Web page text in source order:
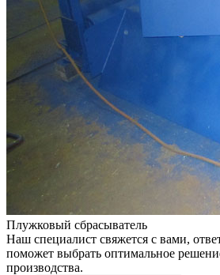
Плужковый сбрасыватель
Наш специалист свяжется с вами,
поможет выбрать оптимальное
производства.